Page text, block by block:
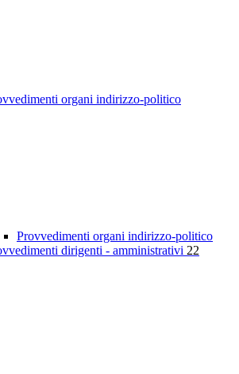
organi indirizzo-politico
Provvedimenti organi indirizzo-politico
dirigenti - amministrativi 22